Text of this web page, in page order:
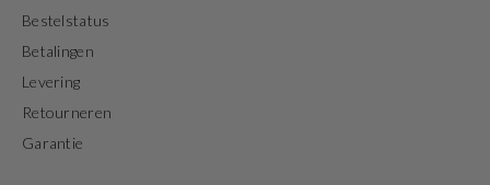
Bestelstatus
Betalingen
Levering
Retourneren
Garantie